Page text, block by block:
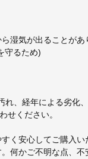
湿気が出ることがあ
守るため)
、経年による劣化、
せください。
く安心してご購入
何かご不明な点、